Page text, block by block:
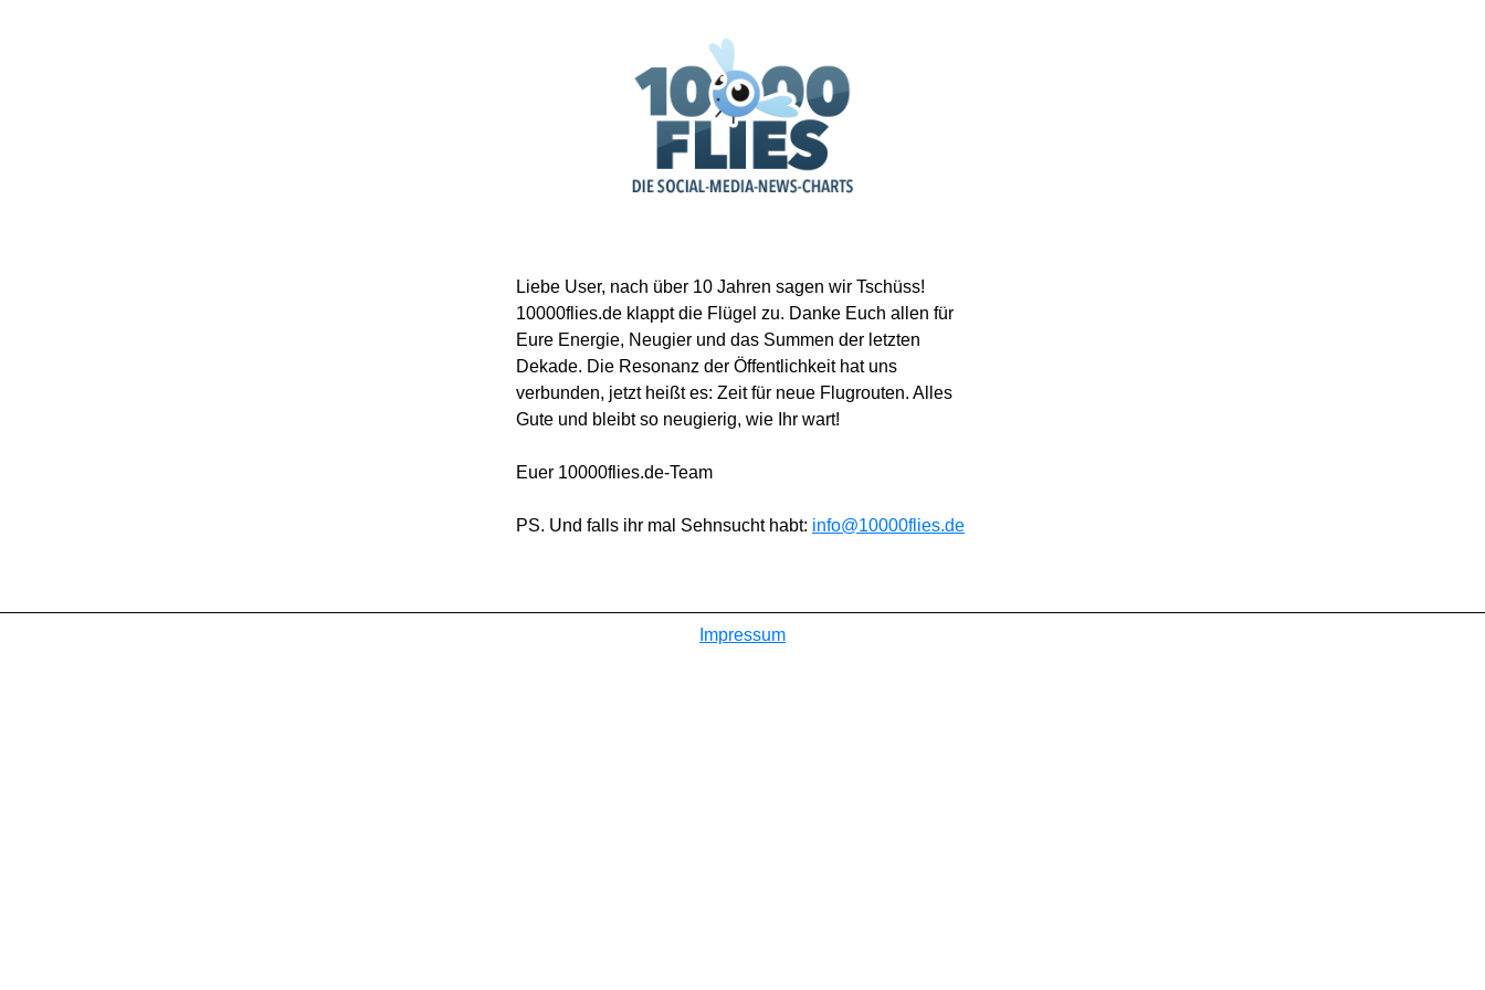
Liebe User, nach über 10 Jahren sagen wir Tschüss!
10000flies.de klappt die Flügel zu. Danke Euch allen für
Eure Energie, Neugier und das Summen der letzten
Dekade. Die Resonanz der Öffentlichkeit hat uns
verbunden, jetzt heißt es: Zeit für neue Flugrouten. Alles
Gute und bleibt so neugierig, wie Ihr wart!
Euer 10000flies.de-Team
PS. Und falls ihr mal Sehnsucht habt: info@10000flies.de
Impressum